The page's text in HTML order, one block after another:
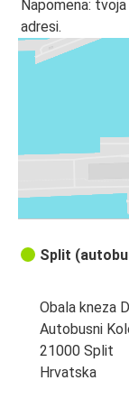
Napomena:
adresi.
Split
Obala kneza
Autobusni
21000 Split
Hrvatska